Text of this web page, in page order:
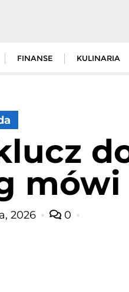
FINANSE KULINARIA
2026 0